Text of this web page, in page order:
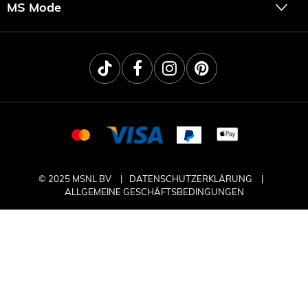
MS Mode
© 2025 MSNL BV
DATENSCHUTZERKLÄRUNG
ALLGEMEINE GESCHÄFTSBEDINGUNGEN